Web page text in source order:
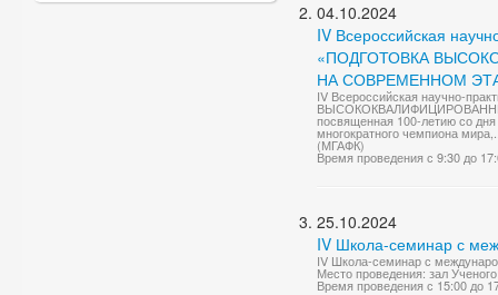
04.10.2024
IV Всероссийская
«ПОДГОТОВКА
НА СОВРЕМЕННОМ
IV Всероссийская научно-
посвященная 100-летию со
многократного чемпиона
(МГАФК)
Время проведения с 9:30 до
25.10.2024
IV Школа-семинар с
IV Школа-семинар с
Место проведения: зал
Время проведения с 15:00 до